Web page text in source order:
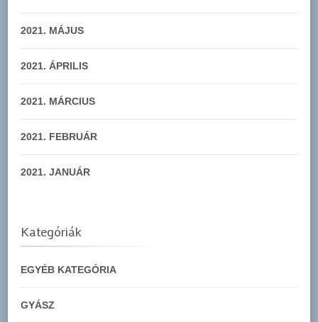
2021. MÁJUS
2021. ÁPRILIS
2021. MÁRCIUS
2021. FEBRUÁR
2021. JANUÁR
Kategóriák
EGYÉB KATEGÓRIA
GYÁSZ